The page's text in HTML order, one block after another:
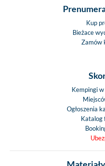
Kup
Bieżace
Zamów
Kempingi
Ogłoszenia
Katalog